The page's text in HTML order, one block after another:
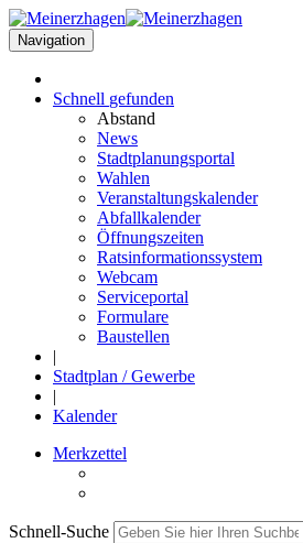
Navigation
Schnell gefunden
Abstand
News
Stadtplanungsportal
Wahlen
Veranstaltungskalender
Abfallkalender
Öffnungszeiten
Ratsinformationssystem
Webcam
Serviceportal
Formulare
Baustellen
|
Stadtplan / Gewerbe
|
Kalender
Merkzettel
Schnell-Suche